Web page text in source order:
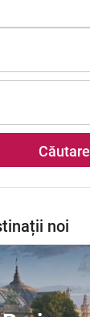
Căutare
noi